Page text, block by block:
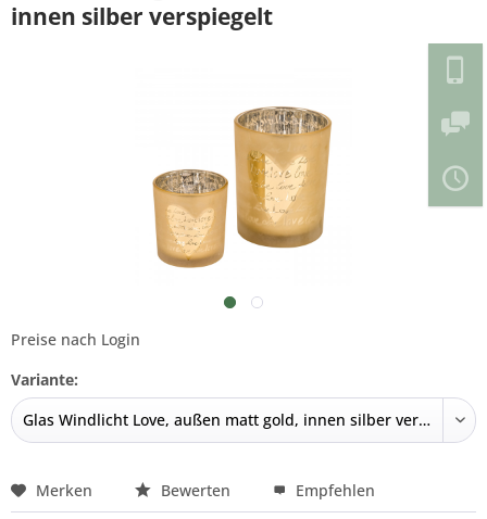
innen silber verspiegelt
Preise nach Login
Variante:
Merken Bewerten Empfehlen